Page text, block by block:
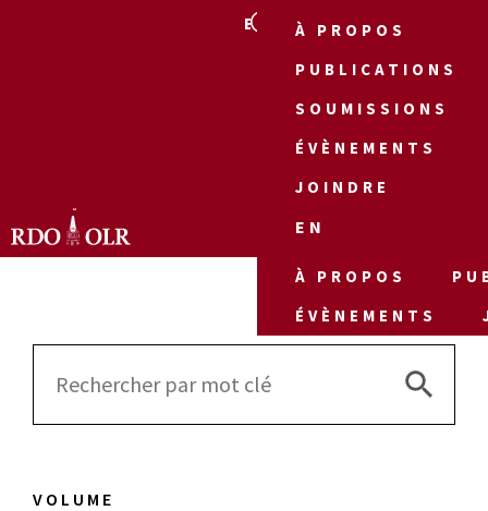
EN
À PROPOS
PUBLICATIONS
SOUMISSIONS
ÉVÈNEMENTS
JOINDRE
EN
À PROPOS
ÉVÈNEMENTS
Search
Search
VOLUME